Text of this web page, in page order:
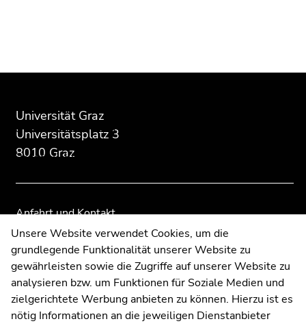
Beginn
des
Unternavigation:
Über das Zentrum
Persönlichkeiten
Unsere Forschung
Neuigkeiten
Ende
dieses
Seitenbereichs.
Zur
Übersicht
Seitenbereichs:
Zusatzinformationen:
Universität Graz
Universitätsplatz 3
8010 Graz
Anfahrt und Kontakt
Kommunikation und Öffentlichkeitsarbeit
Moodle
UNIGRAZonline
Impressum
Datenschutzerklärung
Cookie-Einstellungen
Seitenbereichs.
Übersicht
Seitenbereichs.
Übersicht
Unsere Website verwendet Cookies, um die
grundlegende Funktionalität unserer Website zu
gewährleisten sowie die Zugriffe auf unserer Website zu
analysieren bzw. um Funktionen für Soziale Medien und
zielgerichtete Werbung anbieten zu können. Hierzu ist es
nötig Informationen an die jeweiligen Dienstanbieter